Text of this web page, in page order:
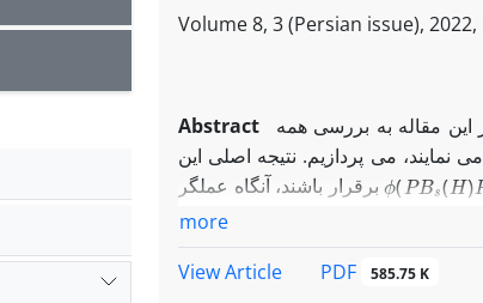
Volume 8, 3 (Persian issue), 2022,
Abstract
این مقاله به بررسی همه
می پردازیم. نتیجه اصلی این
ϕ(PBs (H)P)
برقرار باشند، آنگاه عملگر
U: H→H
به طوری که
more
View Article
PDF 585.75 K